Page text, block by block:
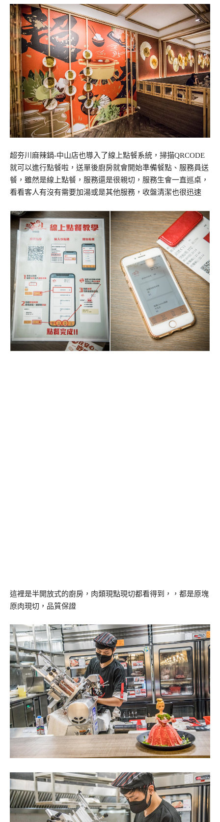
超夯川麻辣鍋-中山店也導入了線上點餐系統，掃描QRCODE
就可以進行點餐啦，送單後廚房就會開始準備餐點、服務員送
餐，雖然是線上點餐，服務還是很親切，服務生會一直巡桌，
看看客人有沒有需要加湯或是其他服務，收盤清潔也很迅速
這裡是半開放式的廚房，肉類現點現切都看得到，，都是原塊
原肉現切，品質保證